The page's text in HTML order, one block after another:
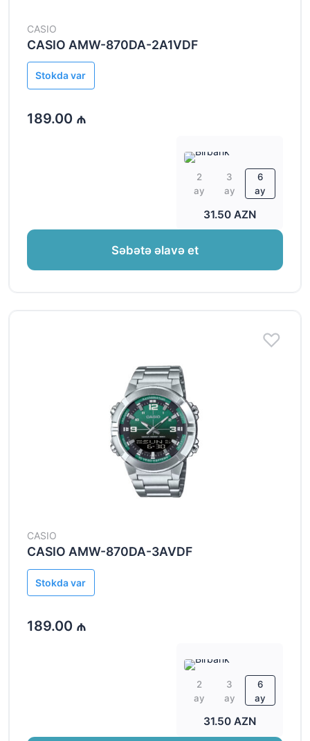
CASIO
CASIO AMW-870DA-2A1VDF
Stokda var
189.00 ₼
2
ay
3
ay
6
ay
31.50 AZN
Səbətə əlavə et
CASIO
CASIO AMW-870DA-3AVDF
Stokda var
189.00 ₼
2
ay
3
ay
6
ay
31.50 AZN